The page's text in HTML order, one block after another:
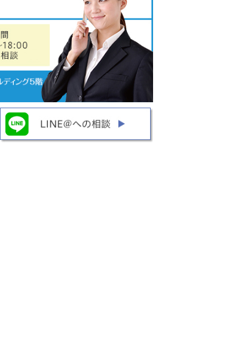
死亡事故
詳細はこちら